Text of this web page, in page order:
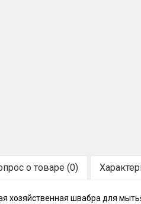
о товаре (0)
хозяйственная швабра для